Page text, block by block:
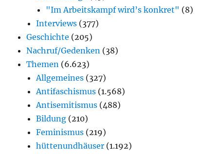
"Im Arbeitskampf wird’s konkret" (8)
Interviews (377)
Geschichte (205)
Nachruf/Gedenken (38)
Themen (6.623)
Allgemeines (327)
Antifaschismus (1.568)
Antisemitismus (488)
Bildung (210)
Feminismus (219)
hüttenundhäuser (1.192)